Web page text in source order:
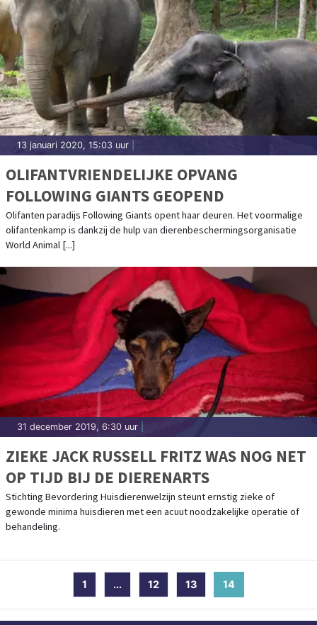
13 januari 2020, 15:03 uur
OLIFANTVRIENDELIJKE OPVANG
FOLLOWING GIANTS GEOPEND
Olifanten paradijs Following Giants opent haar deuren. Het voormalige
olifantenkamp is dankzij de hulp van dierenbeschermingsorganisatie
World Animal [...]
31 december 2019, 6:30 uur
ZIEKE JACK RUSSELL FRITZ WAS NOG NET
OP TIJD BIJ DE DIERENARTS
Stichting Bevordering Huisdierenwelzijn steunt ernstig zieke of
gewonde minima huisdieren met een acuut noodzakelijke operatie of
behandeling.
1 ... 12 13 14